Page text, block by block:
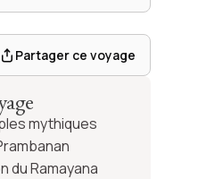
Partager ce voyage
mythiques
du Ramayana